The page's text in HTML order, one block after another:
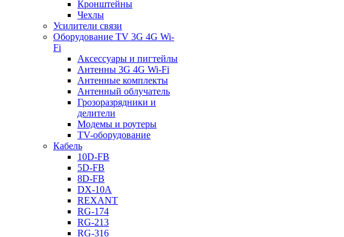
Кронштейны
Чехлы
Усилители связи
Оборудование TV 3G 4G Wi-
Fi
Аксессуары и пигтейлы
Антенны 3G 4G Wi-Fi
Антенные комплекты
Антенный облучатель
Грозоразрядники и
делители
Модемы и роутеры
TV-оборудование
Кабель
10D-FB
5D-FB
8D-FB
DX-10A
REXANT
RG-174
RG-213
RG-316